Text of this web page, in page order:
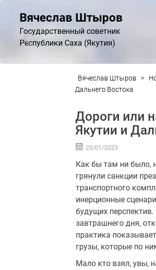
Вячеслав Штыров
Государственный советник
Республики Саха (Якутия)
Вячеслав Штыров >
Дальнего Востока
Дороги или
Якутии и
23/01/2023
Как бы там ни было,
грянули санкции
транспортного
инерционные
будущих
завтрашнего дня,
практика
грузы, которые по
Мало кто взял, увы,